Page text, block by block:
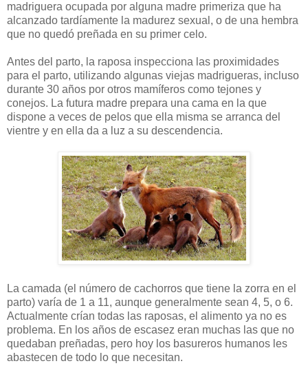
madriguera ocupada por alguna madre primeriza que ha
alcanzado tardíamente la madurez sexual, o de una hembra
que no quedó preñada en su primer celo.
Antes del parto, la raposa inspecciona las proximidades
para el parto, utilizando algunas viejas madrigueras, incluso
durante 30 años por otros mamíferos como tejones y
conejos. La futura madre prepara una cama en la que
dispone a veces de pelos que ella misma se arranca del
vientre y en ella da a luz a su descendencia.
La camada (el número de cachorros que tiene la zorra en el
parto) varía de 1 a 11, aunque generalmente sean 4, 5, o 6.
Actualmente crían todas las raposas, el alimento ya no es
problema. En los años de escasez eran muchas las que no
quedaban preñadas, pero hoy los basureros humanos les
abastecen de todo lo que necesitan.